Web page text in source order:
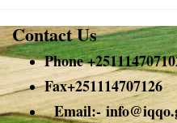
Contact Us
Phone
Fax+251114707126
Email:-info@